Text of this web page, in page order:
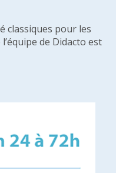
classiques pour les
de Didacto est